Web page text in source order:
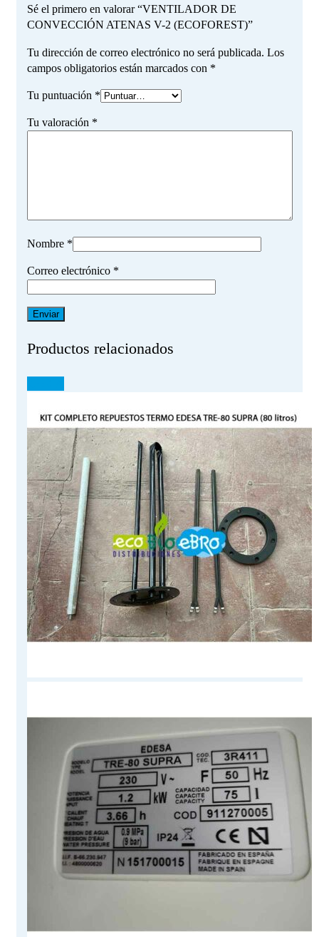
Sé el primero en valorar “VENTILADOR DE
CONVECCIÓN ATENAS V-2 (ECOFOREST)”
Tu dirección de correo electrónico no será publicada. Los
campos obligatorios están marcados con *
Tu puntuación *
Tu valoración *
Nombre *
Correo electrónico *
Productos relacionados